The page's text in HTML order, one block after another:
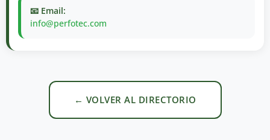
📧 Email:
info@perfotec.com
← VOLVER AL DIRECTORIO